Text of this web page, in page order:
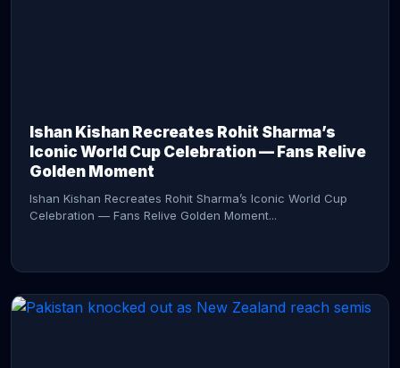
Ishan Kishan Recreates Rohit Sharma’s
Iconic World Cup Celebration — Fans Relive
Golden Moment
Ishan Kishan Recreates Rohit Sharma’s Iconic World Cup
Celebration — Fans Relive Golden Moment...